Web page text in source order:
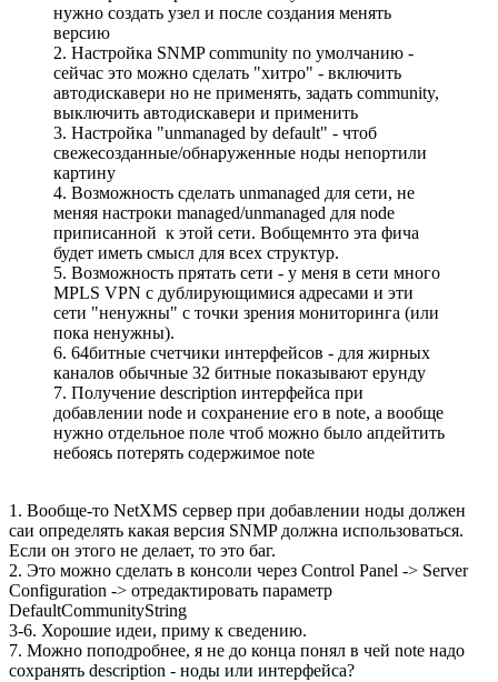
нужно создать узел и после создания менять
версию
2. Настройка SNMP community по умолчанию -
сейчас это можно сделать "хитро" - включить
автодискавери но не применять, задать community,
выключить автодискавери и применить
3. Настройка "unmanaged by default" - чтоб
свежесозданные/обнаруженные ноды непортили
картину
4. Возможность сделать unmanaged для сети, не
меняя настроки managed/unmanaged для node
приписанной к этой сети. Вобщемнто эта фича
будет иметь смысл для всех структур.
5. Возможность прятать сети - у меня в сети много
MPLS VPN с дублирующимися адресами и эти
сети "ненужны" с точки зрения мониторинга (или
пока ненужны).
6. 64битные счетчики интерфейсов - для жирных
каналов обычные 32 битные показывают ерунду
7. Получение description интерфейса при
добавлении node и сохранение его в note, а вообще
нужно отдельное поле чтоб можно было апдейтить
небоясь потерять содержимое note
1. Вообще-то NetXMS сервер при добавлении ноды должен
саи определять какая версия SNMP должна использоваться.
Если он этого не делает, то это баг.
2. Это можно сделать в консоли через Control Panel -> Server
Configuration -> отредактировать параметр
DefaultCommunityString
3-6. Хорошие идеи, приму к сведению.
7. Можно поподробнее, я не до конца понял в чей note надо
сохранять description - ноды или интерфейса?